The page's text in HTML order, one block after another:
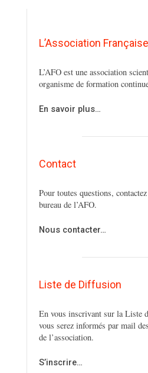
L’Association
L’AFO est une association
organisme de formation
En savoir plus…
Contact
Pour toutes questions,
bureau de l’AFO.
Nous contacter…
Liste de Diffusion
En vous inscrivant sur la Liste
vous serez informés par mail
de l’association.
S’inscrire…